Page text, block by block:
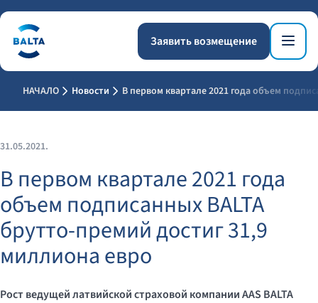
Заявить возмещение
НАЧАЛО Новости В первом квартале 2021 года объем
31.05.2021.
В первом квартале 2021 года
объем подписанных BALTA
брутто-премий достиг 31,9
миллиона евро
Рост ведущей латвийской страховой компании AAS BALTA